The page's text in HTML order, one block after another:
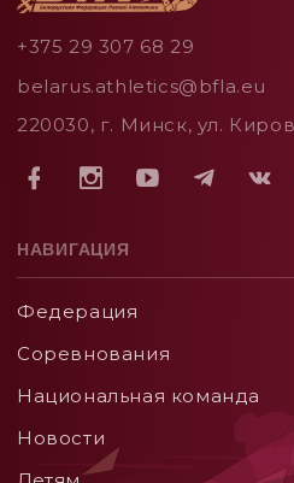
+375 29 307 68 29
belarus.athletics@bfla.eu
220030, г. Минск, ул.
НАВИГАЦИЯ
Федерация
Соревнования
Национальная команда
Новости